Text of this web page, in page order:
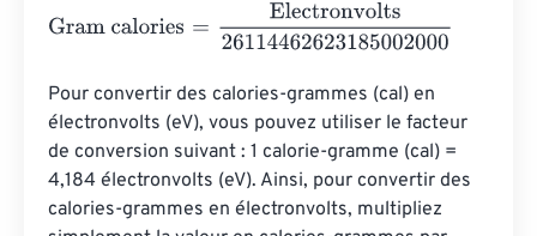
Gram calories Electronvolts26114462623185002000
Pour convertir des calories-grammes (cal) en
électronvolts (eV), vous pouvez utiliser le facteur
de conversion suivant : 1 calorie-gramme (cal) =
4,184 électronvolts (eV). Ainsi, pour convertir des
calories-grammes en électronvolts, multipliez